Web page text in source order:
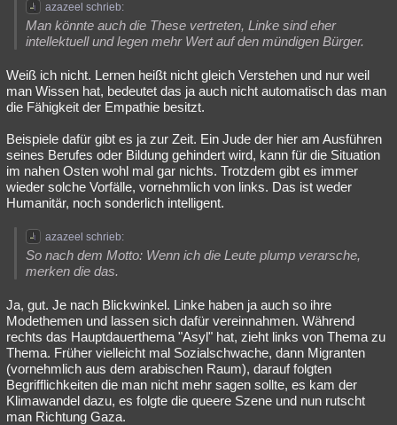
azazeel schrieb:
Man könnte auch die These vertreten, Linke sind eher
intellektuell und legen mehr Wert auf den mündigen Bürger.
Weiß ich nicht. Lernen heißt nicht gleich Verstehen und nur weil
man Wissen hat, bedeutet das ja auch nicht automatisch das man
die Fähigkeit der Empathie besitzt.
Beispiele dafür gibt es ja zur Zeit. Ein Jude der hier am Ausführen
seines Berufes oder Bildung gehindert wird, kann für die Situation
im nahen Osten wohl mal gar nichts. Trotzdem gibt es immer
wieder solche Vorfälle, vornehmlich von links. Das ist weder
Humanitär, noch sonderlich intelligent.
azazeel schrieb:
So nach dem Motto: Wenn ich die Leute plump verarsche,
merken die das.
Ja, gut. Je nach Blickwinkel. Linke haben ja auch so ihre
Modethemen und lassen sich dafür vereinnahmen. Während
rechts das Hauptdauerthema "Asyl" hat, zieht links von Thema zu
Thema. Früher vielleicht mal Sozialschwache, dann Migranten
(vornehmlich aus dem arabischen Raum), darauf folgten
Begrifflichkeiten die man nicht mehr sagen sollte, es kam der
Klimawandel dazu, es folgte die queere Szene und nun rutscht
man Richtung Gaza.